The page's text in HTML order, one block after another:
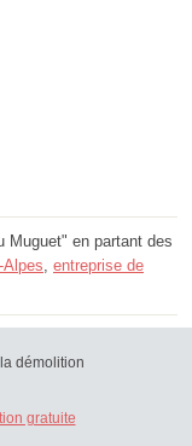
Muguet" en partant des
Alpes, entreprise de
démolition
gratuite